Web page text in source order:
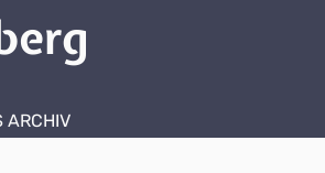
ARCHIV